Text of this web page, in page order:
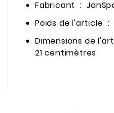
Fabricant ‏ :
Dimensions de l'article
21 centimètres